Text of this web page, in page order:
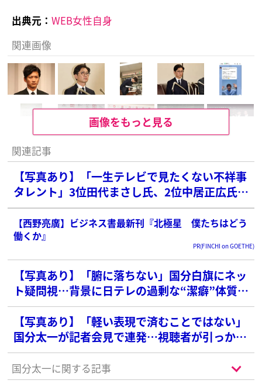
出典元： WEB女性自身
関連画像
画像をもっと見る
関連記事
【写真あり】「一生テレビで見たくない不祥事
タレント」3位田代まさし氏、2位中居正広氏を
抑えた1位は？【2025年最新版】
【西野亮廣】ビジネス書最新刊『北極星 僕たちはどう
働くか』
PR(FINCHI on GOETHE)
【写真あり】「腑に落ちない」国分白旗にネッ
ト疑問視…背景に日テレの過剰な“潔癖”体質
不倫報道で4年干された国民的女優
【写真あり】「軽い表現で済むことではない」
国分太一が記者会見で連発…視聴者が引っかか
った“5文字”
国分太一に関する記事